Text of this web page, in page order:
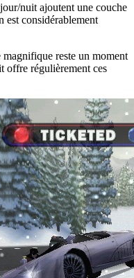
nuit ajoutent une couche
est considérablement
reste un moment
offre régulièrement ces